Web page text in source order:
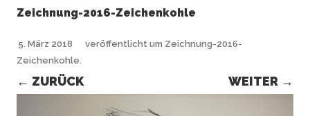
Zeichnung-2016-Zeichenkohle
veröffentlicht
5. März 2018 um Zeichnung-2016-
Zeichenkohle.
← ZURÜCK WEITER →